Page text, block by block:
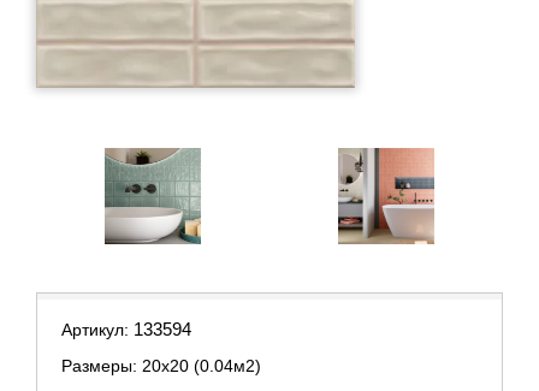
Артикул: 133594
Размеры: 20х20 (0.04м2)